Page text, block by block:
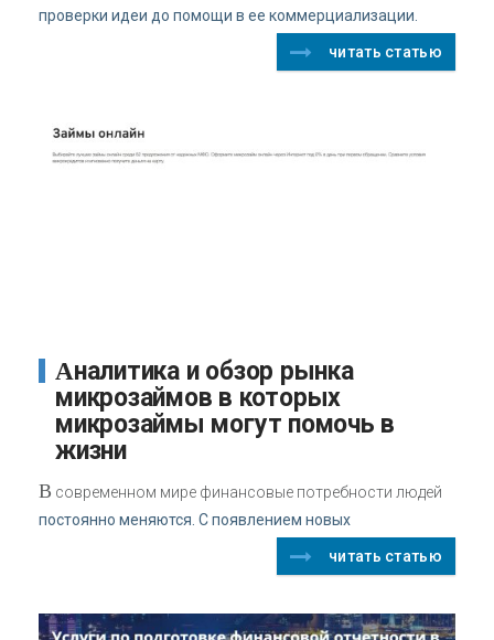
проверки идеи до помощи в ее коммерциализации.
читать статью
Аналитика и обзор рынка
микрозаймов в которых
микрозаймы могут помочь в
жизни
В современном мире финансовые потребности людей
постоянно меняются. С появлением новых
читать статью